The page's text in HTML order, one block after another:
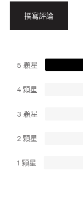
撰寫評論
5 顆星
4 顆星
3 顆星
2 顆星
1 顆星